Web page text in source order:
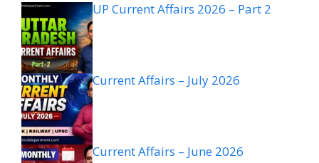
UP Current Affairs 2026 – Part 2
Current Affairs – July 2026
Current Affairs – June 2026